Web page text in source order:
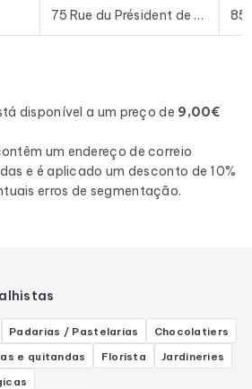
e plataformas de e-mail
75 Rue du Président de Gaulle
disponível a um preço de 9,00€
um endereço de correio
e é aplicado um desconto de 10%
erros de segmentação.
Padarias / Pastelarias
Chocolatiers
e quitandas Florista
Jardineries